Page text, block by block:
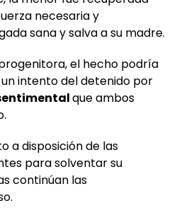
necesaria y
sana y salva a su madre.
el hecho podría
intento del detenido por
que ambos
a disposición de las
para solventar su
continúan las